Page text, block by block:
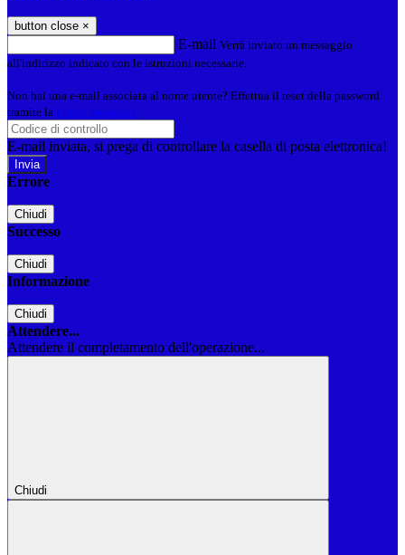
button close ×
E-mail Verrà inviato un messaggio
all'indirizzo indicato con le istruzioni necessarie.
Non hai una e-mail associata al nome utente? Effettua il reset della password
tramite la Login Spaggiari
E-mail inviata, si prega di controllare la casella di posta elettronica!
Errore
Chiudi
Successo
Chiudi
Informazione
Chiudi
Attendere...
Attendere il completamento dell'operazione...
Chiudi